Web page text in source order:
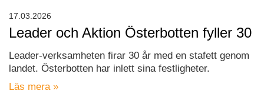
Leader och Aktion Österbotten fyller 30
Leader-verksamheten firar 30 år med en stafett genom
landet. Österbotten har inlett sina festligheter.
Läs mera »
17.03.2026